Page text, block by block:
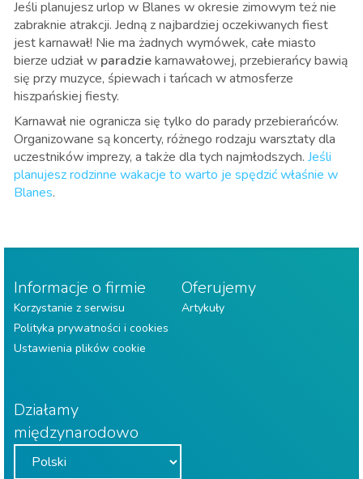
Jeśli planujesz urlop w Blanes w okresie zimowym też nie
zabraknie atrakcji. Jedną z najbardziej oczekiwanych fiest
jest karnawał! Nie ma żadnych wymówek, całe miasto
bierze udział w paradziekarnawałowej, przebierańcy bawią
się przy muzyce, śpiewach i tańcach w atmosferze
hiszpańskiej fiesty.
Karnawał nie ogranicza się tylko do parady przebierańców.
Organizowane są koncerty, różnego rodzaju warsztaty dla
uczestników imprezy, a także dla tych najmłodszych. Jeśli
planujesz rodzinne wakacje to warto je spędzić właśnie w
Blanes.
Informacje o firmie
Korzystanie z serwisu
Polityka prywatności i cookies
Ustawienia plików cookie
Oferujemy
Artykuły
Działamy
międzynarodowo